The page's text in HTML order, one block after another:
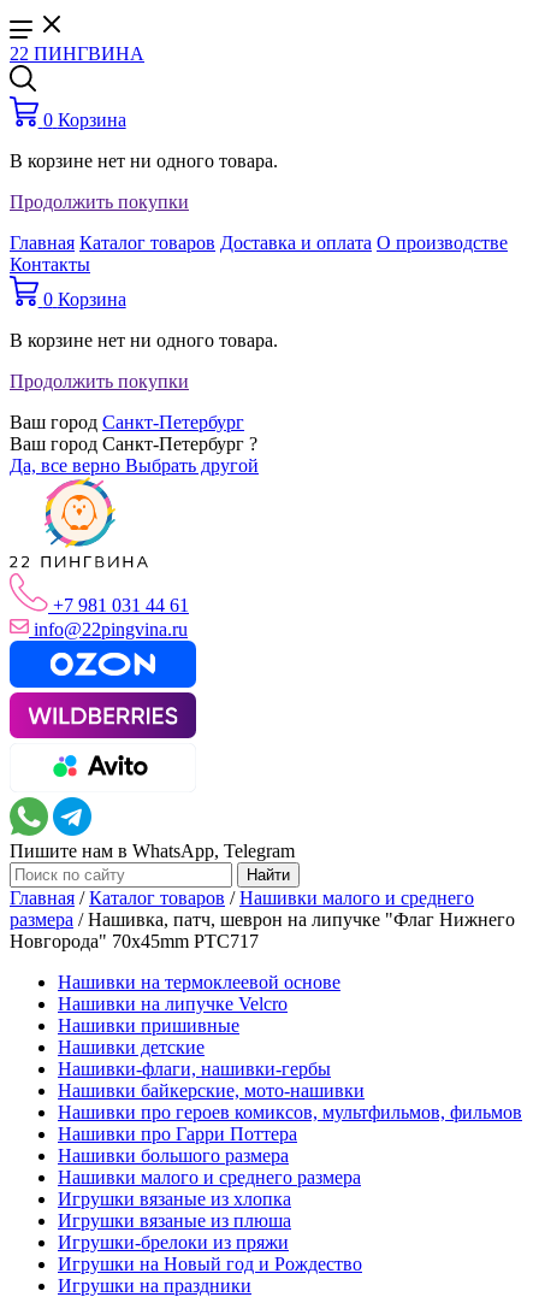
22 ПИНГВИНА
0 Корзина
В корзине нет ни одного товара.
Продолжить покупки
Главная Каталог товаров Доставка и оплата О производстве
Контакты
0 Корзина
В корзине нет ни одного товара.
Продолжить покупки
Ваш город Санкт-Петербург
Ваш город Санкт-Петербург ?
Да, все верно Выбрать другой
+7 981 031 44 61
info@22pingvina.ru
Пишите нам в WhatsApp, Telegram
Главная /Каталог товаров /Нашивки малого и среднего
размера /Нашивка, патч, шеврон на липучке "Флаг Нижнего
Новгорода" 70x45mm PTC717
Нашивки на термоклеевой основе
Нашивки на липучке Velcro
Нашивки пришивные
Нашивки детские
Нашивки-флаги, нашивки-гербы
Нашивки байкерские, мото-нашивки
Нашивки про героев комиксов, мультфильмов, фильмов
Нашивки про Гарри Поттера
Нашивки большого размера
Нашивки малого и среднего размера
Игрушки вязаные из хлопка
Игрушки вязаные из плюша
Игрушки-брелоки из пряжи
Игрушки на Новый год и Рождество
Игрушки на праздники